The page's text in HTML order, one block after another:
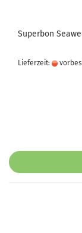
Superbon
Lieferzeit: